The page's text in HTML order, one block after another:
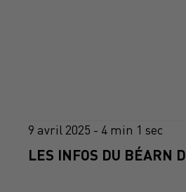
9 avril 2025 - 4 min 1 sec
LES INFOS DU BÉARN